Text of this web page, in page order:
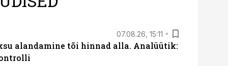
07.08.26, 15:11
alandamine tõi hinnad alla. Analüütik: